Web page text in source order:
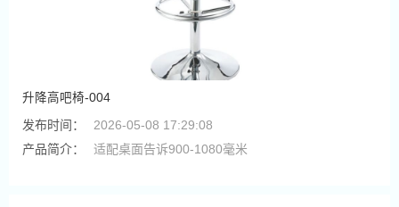
升降高吧椅-004
发布时间：
2026-05-08 17:29:08
产品简介：
适配桌面告诉900-1080毫米